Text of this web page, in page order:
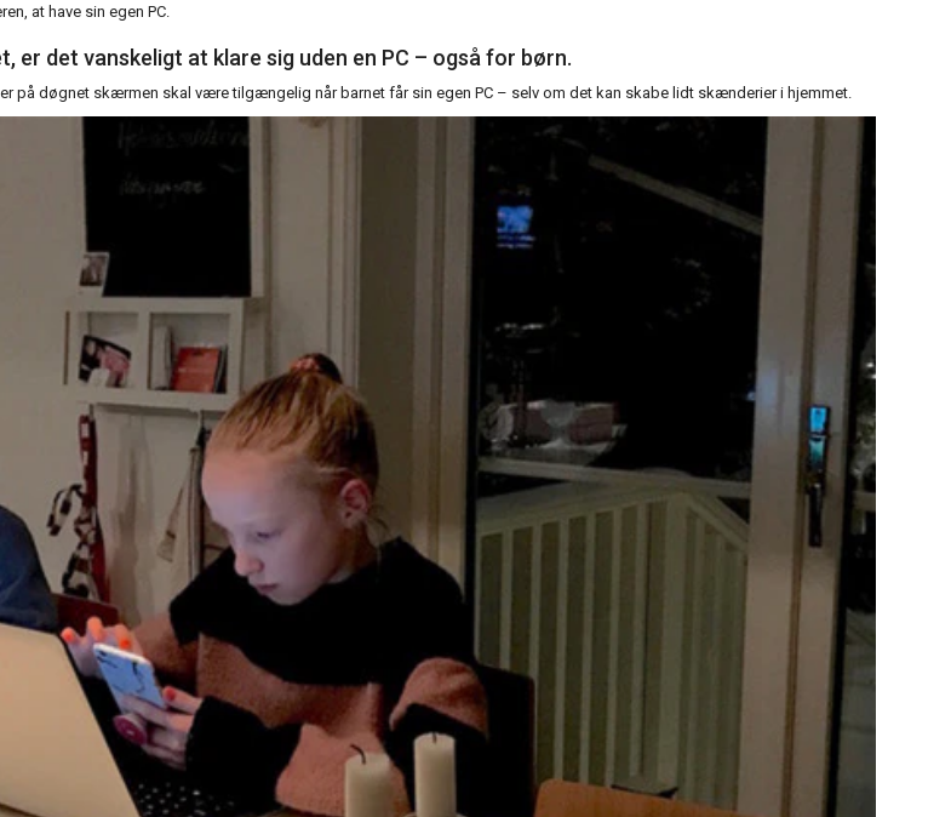
at have sin egen PC.
er det vanskeligt at klare sig uden en PC – også for børn.
på døgnet skærmen skal være tilgængelig når barnet får sin egen PC – selv om det kan skabe lidt skænderier i hjemmet.